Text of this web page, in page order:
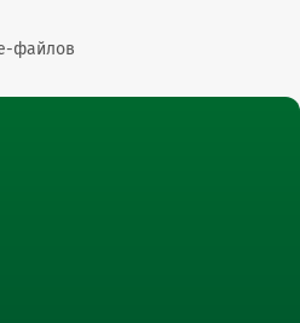
файлов